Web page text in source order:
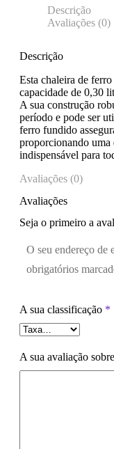
Descrição
Avaliações (0)
Descrição
Esta chaleira de
capacidade de 0,30
A sua construção
período e pode ser
ferro fundido
proporcionando uma
indispensável para
Avaliações (0)
Avaliações
Seja o primeiro a
O seu endereço de
obrigatórios
A sua classificação *
A sua avaliação